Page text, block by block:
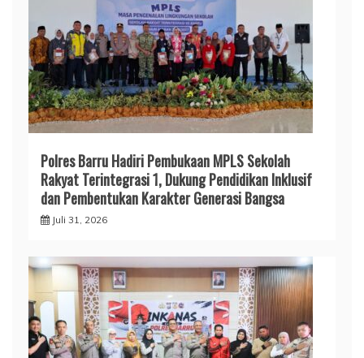
Polres Barru Hadiri Pembukaan MPLS Sekolah
Rakyat Terintegrasi 1, Dukung Pendidikan Inklusif
dan Pembentukan Karakter Generasi Bangsa
Juli 31, 2026